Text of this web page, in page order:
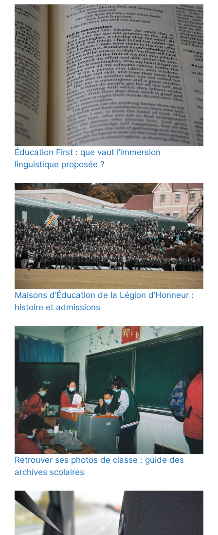
Éducation First : que vaut l’immersion
linguistique proposée ?
Maisons d’Éducation de la Légion d’Honneur :
histoire et admissions
Retrouver ses photos de classe : guide des
archives scolaires